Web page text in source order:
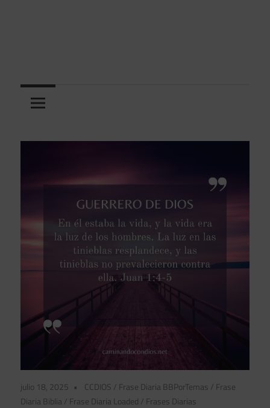
julio 18, 2025 CCDIOS / Frase Diaria BBPorTemas / Frase
Diaria Biblia / Frase Diaria Loaded / Frases Diarias